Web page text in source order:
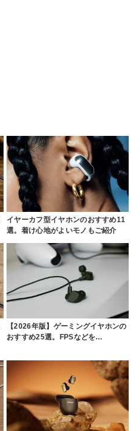
イヤーカフ型イヤホンのおすすめ11
選。着け心地がよいモノもご紹介
【2026年版】ゲーミングイヤホンの
おすすめ25選。FPSなどを…